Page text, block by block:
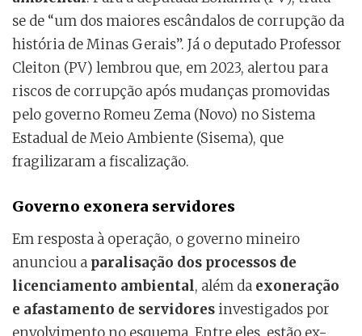
se de “um dos maiores escândalos de corrupção da
história de Minas Gerais”. Já o deputado Professor
Cleiton (PV) lembrou que, em 2023, alertou para
riscos de corrupção após mudanças promovidas
pelo governo Romeu Zema (Novo) no Sistema
Estadual de Meio Ambiente (Sisema), que
fragilizaram a fiscalização.
Governo exonera servidores
Em resposta à operação, o governo mineiro
anunciou a paralisação dos processos de
licenciamento ambiental, além da exoneração
e afastamento de servidores investigados por